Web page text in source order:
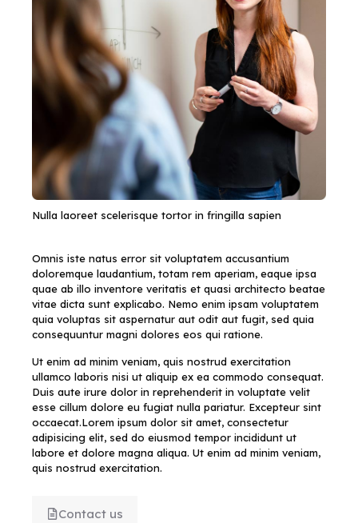
Nulla laoreet scelerisque tortor in fringilla sapien
Omnis iste natus error sit voluptatem accusantium
doloremque laudantium, totam rem aperiam, eaque ipsa
quae ab illo inventore veritatis et quasi architecto beatae
vitae dicta sunt explicabo. Nemo enim ipsam voluptatem
quia voluptas sit aspernatur aut odit aut fugit, sed quia
consequuntur magni dolores eos qui ratione.
Ut enim ad minim veniam, quis nostrud exercitation
ullamco laboris nisi ut aliquip ex ea commodo consequat.
Duis aute irure dolor in reprehenderit in voluptate velit
esse cillum dolore eu fugiat nulla pariatur. Excepteur sint
occaecat.Lorem ipsum dolor sit amet, consectetur
adipisicing elit, sed do eiusmod tempor incididunt ut
labore et dolore magna aliqua. Ut enim ad minim veniam,
quis nostrud exercitation.
Contact us